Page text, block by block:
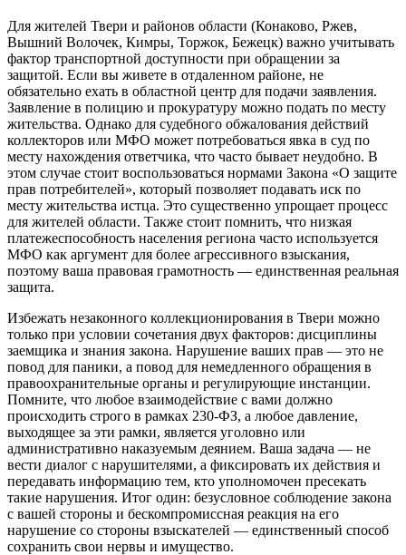
Для жителей Твери и районов области (Конаково, Ржев,
Вышний Волочек, Кимры, Торжок, Бежецк) важно учитывать
фактор транспортной доступности при обращении за
защитой. Если вы живете в отдаленном районе, не
обязательно ехать в областной центр для подачи заявления.
Заявление в полицию и прокуратуру можно подать по месту
жительства. Однако для судебного обжалования действий
коллекторов или МФО может потребоваться явка в суд по
месту нахождения ответчика, что часто бывает неудобно. В
этом случае стоит воспользоваться нормами Закона «О защите
прав потребителей», который позволяет подавать иск по
месту жительства истца. Это существенно упрощает процесс
для жителей области. Также стоит помнить, что низкая
платежеспособность населения региона часто используется
МФО как аргумент для более агрессивного взыскания,
поэтому ваша правовая грамотность — единственная реальная
защита.
Избежать незаконного коллекционирования в Твери можно
только при условии сочетания двух факторов: дисциплины
заемщика и знания закона. Нарушение ваших прав — это не
повод для паники, а повод для немедленного обращения в
правоохранительные органы и регулирующие инстанции.
Помните, что любое взаимодействие с вами должно
происходить строго в рамках 230-ФЗ, а любое давление,
выходящее за эти рамки, является уголовно или
административно наказуемым деянием. Ваша задача — не
вести диалог с нарушителями, а фиксировать их действия и
передавать информацию тем, кто уполномочен пресекать
такие нарушения. Итог один: безусловное соблюдение закона
с вашей стороны и бескомпромиссная реакция на его
нарушение со стороны взыскателей — единственный способ
сохранить свои нервы и имущество.